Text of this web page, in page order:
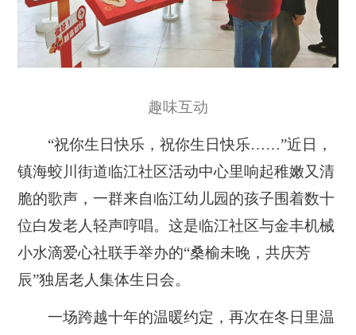
趣味互动
“祝你生日快乐，祝你生日快乐……”近日，
镇海蛟川街道临江社区活动中心里响起稚嫩又清
脆的歌声，一群来自临江幼儿园的孩子围着数十
位白发老人轻声哼唱。这是临江社区与金丰机械
小水滴爱心社联手举办的“桑榆未晚，共庆芳
辰”独居老人集体生日会。
一场跨越十年的温暖约定，再次在冬日里温